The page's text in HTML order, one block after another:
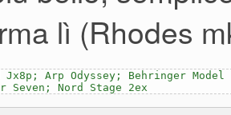
lì (Rhodes
Jx8p; Arp Odyssey; Behringer
Seven; Nord Stage 2ex